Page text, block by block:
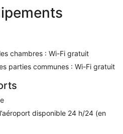
de marche de Parc national des
de services et
Wi-Fi à Internet gratuit et une
on trouve un coffre-fort à
une terrasse
des Galápagos et à 5
Puerto Villamil
depuis l'aéroport disponible
chambres : Wi-Fi gratuit
parties communes : Wi-Fi gratuit
disponible 24 h/24 (en